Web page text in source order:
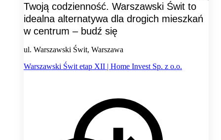
Twoją codzienność. Warszawski Świt to
idealna alternatywa dla drogich mieszkań
w centrum – budź się
ul. Warszawski Świt, Warszawa
Warszawski Świt etap XII | Home Invest Sp. z o.o.